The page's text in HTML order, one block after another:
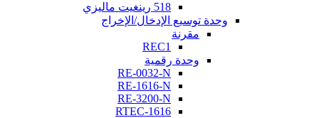
518 رينغيت ماليزي
وحدة توسيع الإدخال/الإخراج
مقرنة
REC1
وحدة رقمية
RE-0032-N
RE-1616-N
RE-3200-N
RTEC-1616